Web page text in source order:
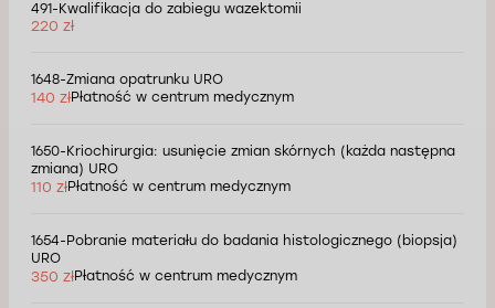
491-Kwalifikacja do zabiegu wazektomii
220 zł
1648-Zmiana opatrunku URO
140 złPłatność w centrum medycznym
1650-Kriochirurgia: usunięcie zmian skórnych (każda następna
zmiana) URO
110 złPłatność w centrum medycznym
1654-Pobranie materiału do badania histologicznego (biopsja)
URO
350 złPłatność w centrum medycznym